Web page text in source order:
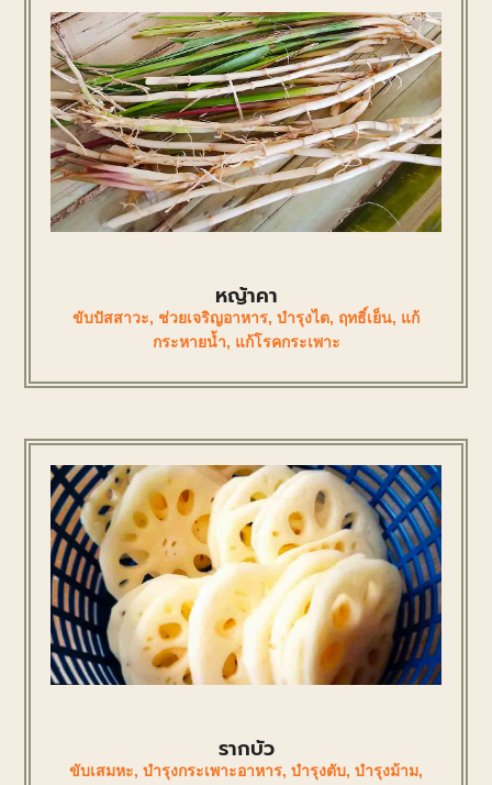
หญ้าคา
ขับปัสสาวะ, ช่วยเจริญอาหาร, บำรุงไต, ฤทธิ์เย็น, แก้
กระหายน้ำ, แก้โรคกระเพาะ
รากบัว
ขับเสมหะ, บำรุงกระเพาะอาหาร, บำรุงตับ, บำรุงม้าม,